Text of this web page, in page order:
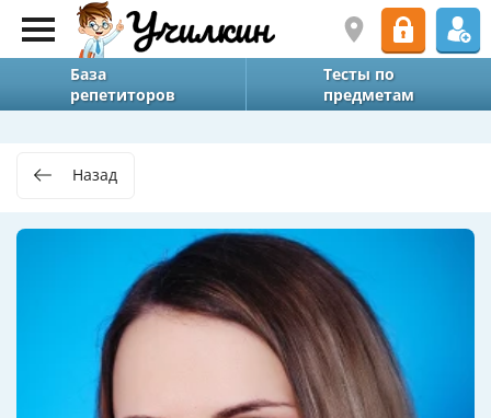
База
репетиторов
Тесты по
предметам
Назад